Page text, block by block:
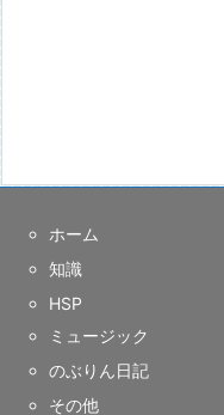
ホーム
知識
HSP
ミュージック
のぶりん日記
その他